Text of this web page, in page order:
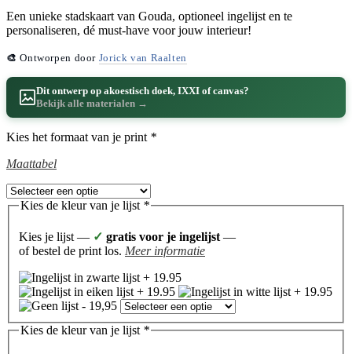
Een unieke stadskaart van Gouda, optioneel ingelijst en te
personaliseren, dé must-have voor jouw interieur!
🎨Ontworpen door Jorick van Raalten
Dit ontwerp op akoestisch doek, IXXI of canvas?
Bekijk alle materialen →
Kies het formaat van je print *
Maattabel
Kies de kleur van je lijst *
Kies je lijst — ✓ gratis voor je ingelijst —
of bestel de print los. Meer informatie
Kies de kleur van je lijst *